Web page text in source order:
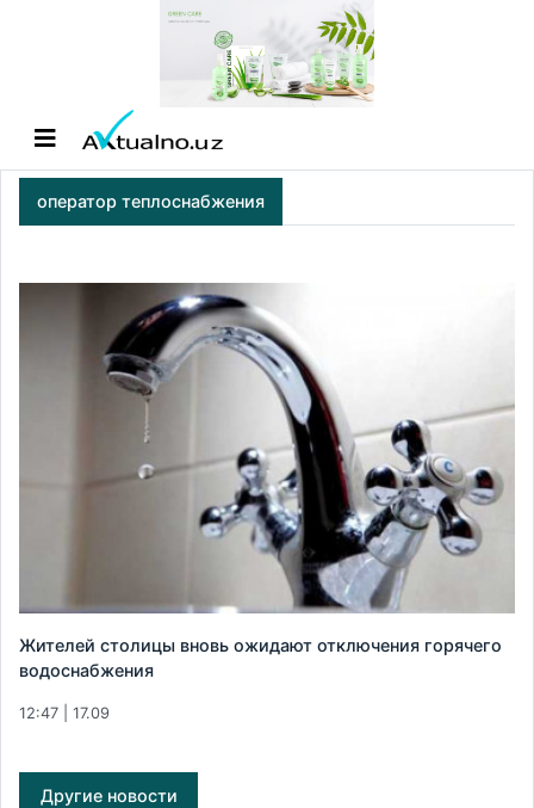
оператор теплоснабжения
Жителей столицы вновь ожидают отключения горячего
водоснабжения
12:47 | 17.09
Другие новости